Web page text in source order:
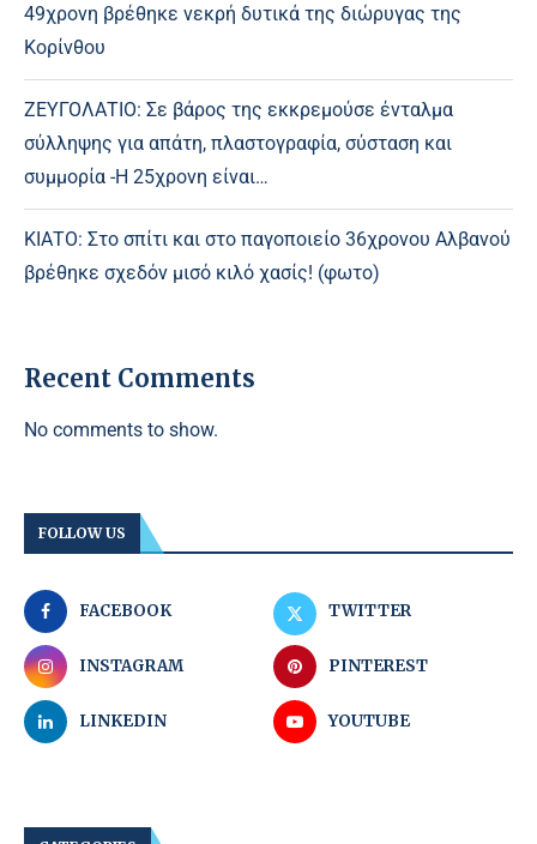
49χρονη βρέθηκε νεκρή δυτικά της διώρυγας της
Κορίνθου
ΖΕΥΓΟΛΑΤΙΟ: Σε βάρος της εκκρεμούσε ένταλμα
σύλληψης για απάτη, πλαστογραφία, σύσταση και
συμμορία -Η 25χρονη είναι…
ΚΙΑΤΟ: Στο σπίτι και στο παγοποιείο 36χρονου Αλβανού
βρέθηκε σχεδόν μισό κιλό χασίς! (φωτο)
Recent Comments
No comments to show.
FOLLOW US
FACEBOOK TWITTER
INSTAGRAM PINTEREST
LINKEDIN YOUTUBE